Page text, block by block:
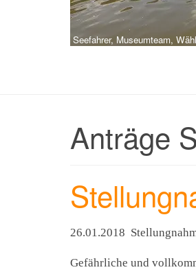
Seefahrer, Museumteam,
Anträge
26.01.2018
Gefährliche und